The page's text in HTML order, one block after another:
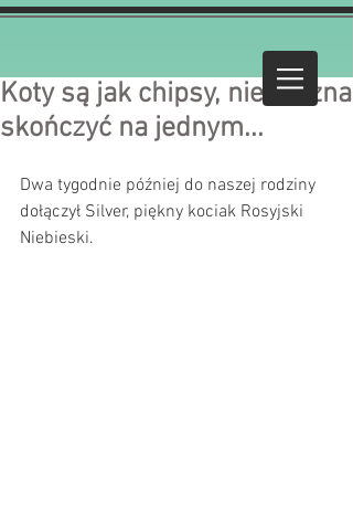
Koty są jak chipsy, nie można
skończyć na jednym...
Dwa tygodnie później do naszej rodziny
dołączył Silver, piękny kociak Rosyjski
Niebieski.